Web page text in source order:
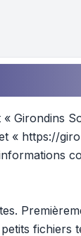
Girondins
« https://